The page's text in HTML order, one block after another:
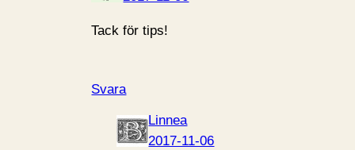
Tack för tips!
Svara
Linnea
2017-11-06